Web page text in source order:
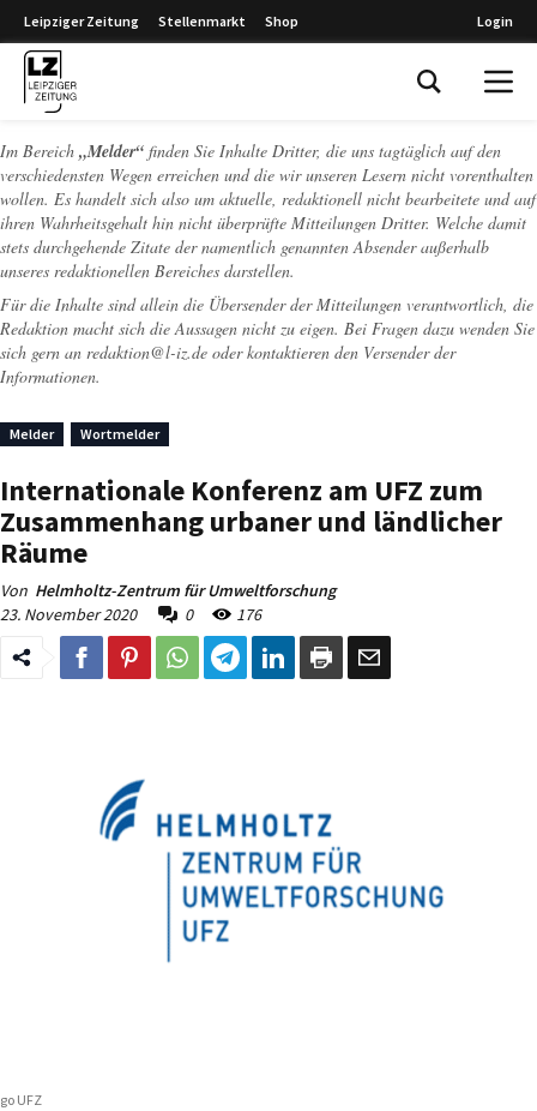
Leipziger Zeitung Stellenmarkt Shop Login
Im Bereich „Melder“ finden Sie Inhalte Dritter, die uns tagtäglich auf den
verschiedensten Wegen erreichen und die wir unseren Lesern nicht vorenthalten
wollen. Es handelt sich also um aktuelle, redaktionell nicht bearbeitete und auf
ihren Wahrheitsgehalt hin nicht überprüfte Mitteilungen Dritter. Welche damit
stets durchgehende Zitate der namentlich genannten Absender außerhalb
unseres redaktionellen Bereiches darstellen.
Für die Inhalte sind allein die Übersender der Mitteilungen verantwortlich, die
Redaktion macht sich die Aussagen nicht zu eigen. Bei Fragen dazu wenden Sie
sich gern an redaktion@l-iz.de oder kontaktieren den Versender der
Informationen.
Melder Wortmelder
Internationale Konferenz am UFZ zum
Zusammenhang urbaner und ländlicher
Räume
Von Helmholtz-Zentrum für Umweltforschung
23. November 2020
0 176
UFZ